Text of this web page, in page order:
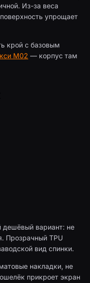
Из-за веса
упрощает
крой с базовым
М02 — корпус там
вариант: не
Прозрачный TPU
вид спинки.
накладки, не
прикроет экран